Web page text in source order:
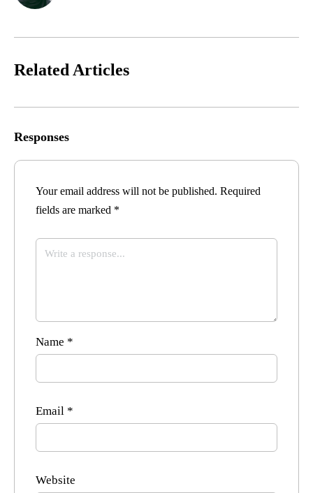
Related Articles
Responses
Your email address will not be published. Required
fields are marked *
Name *
Email *
Website